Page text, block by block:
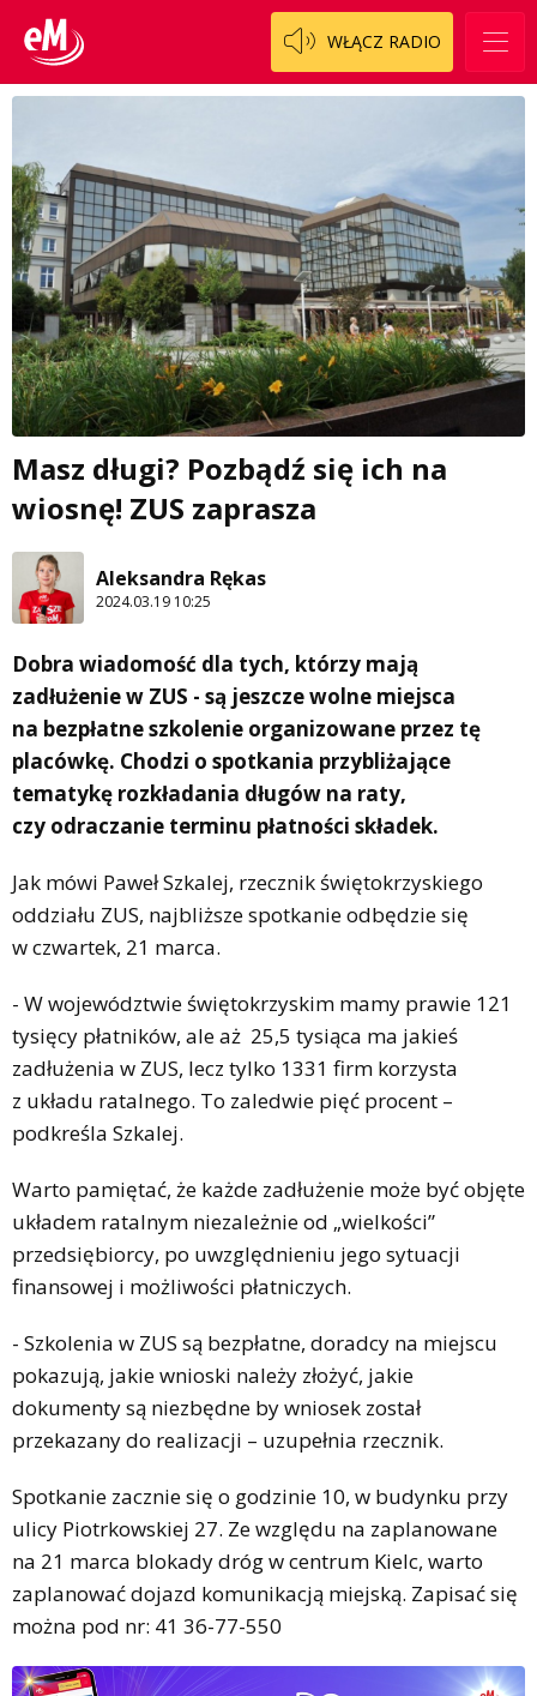
WŁĄCZ RADIO
Masz długi? Pozbądź się ich na
wiosnę! ZUS zaprasza
Aleksandra Rękas
2024.03.19 10:25
Dobra wiadomość dla tych, którzy mają
zadłużenie w ZUS - są jeszcze wolne miejsca
na bezpłatne szkolenie organizowane przez tę
placówkę. Chodzi o spotkania przybliżające
tematykę rozkładania długów na raty,
czy odraczanie terminu płatności składek.
Jak mówi Paweł Szkalej, rzecznik świętokrzyskiego
oddziału ZUS, najbliższe spotkanie odbędzie się
w czwartek, 21 marca.
- W województwie świętokrzyskim mamy prawie 121
tysięcy płatników, ale aż 25,5 tysiąca ma jakieś
zadłużenia w ZUS, lecz tylko 1331 firm korzysta
z układu ratalnego. To zaledwie pięć procent –
podkreśla Szkalej.
Warto pamiętać, że każde zadłużenie może być objęte
układem ratalnym niezależnie od „wielkości”
przedsiębiorcy, po uwzględnieniu jego sytuacji
finansowej i możliwości płatniczych.
- Szkolenia w ZUS są bezpłatne, doradcy na miejscu
pokazują, jakie wnioski należy złożyć, jakie
dokumenty są niezbędne by wniosek został
przekazany do realizacji – uzupełnia rzecznik.
Spotkanie zacznie się o godzinie 10, w budynku przy
ulicy Piotrkowskiej 27. Ze względu na zaplanowane
na 21 marca blokady dróg w centrum Kielc, warto
zaplanować dojazd komunikacją miejską. Zapisać się
można pod nr: 41 36-77-550